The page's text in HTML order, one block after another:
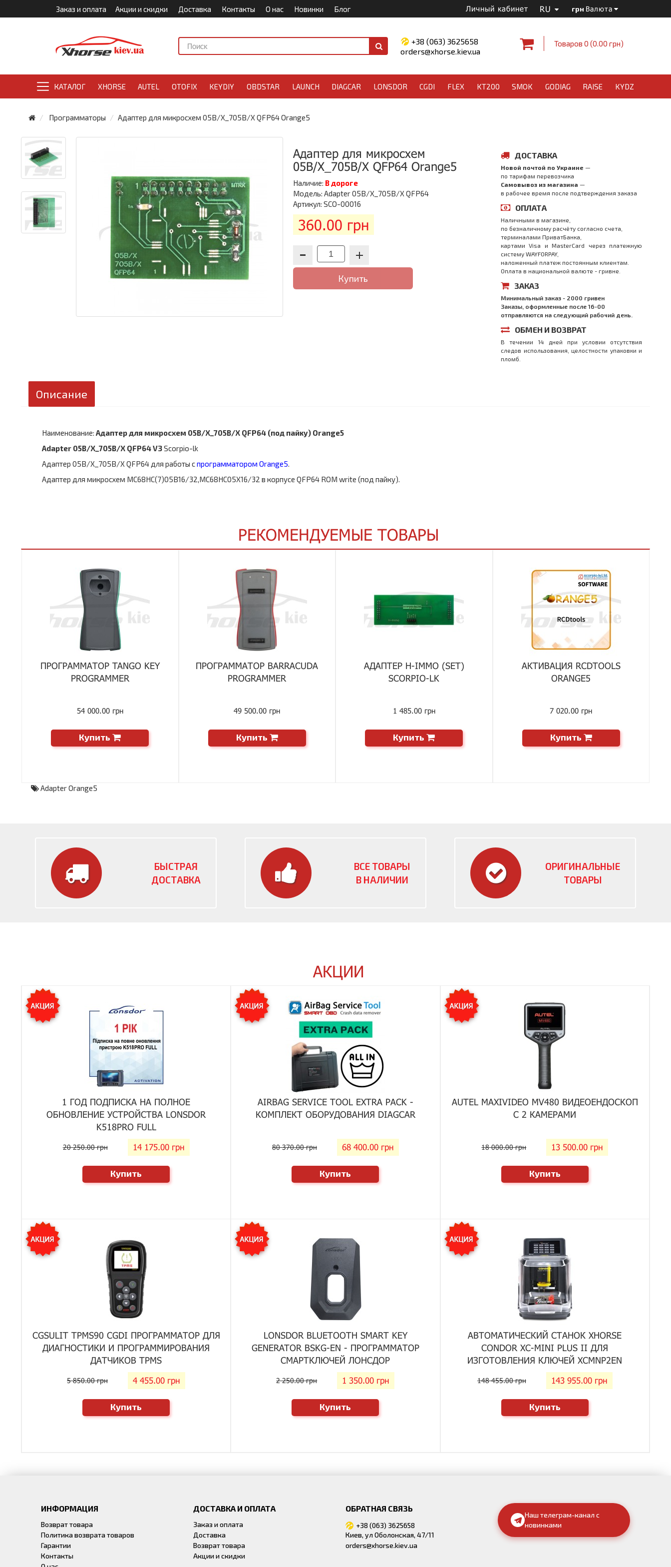
Заказ и оплата Акции и скидки Доставка Контакты О нас Новинки Блог Личный кабинет RU грн Валюта
+38 (063) 3625658
orders@xhorse.kiev.ua
Товаров 0 (0.00 грн)
КАТАЛОГ XHORSE AUTEL OTOFIX KEYDIY OBDSTAR LAUNCH DIAGCAR LONSDOR CGDI FLEX KT200 SMOK GODIAG RAISE KYDZ
Программаторы Адаптер для микросхем 05B/X_705B/X QFP64 Orange5
Адаптер для микросхем
05B/X_705B/X QFP64 Orange5
Наличие: В дороге
Модель: Adapter 05B/X_705B/X QFP64
Артикул: SCO-00016
360.00 грн
Купить
ДОСТАВКА
Новой почтой по Украине —
по тарифам перевозчика
Самовывоз из магазина —
в рабочее время после подтверждения заказа
ОПЛАТА
Наличными в магазине,
по безналичному расчёту согласно счета,
терминалами ПриватБанка,
картами Visa и MasterCard через платежную
систему WAYFORPAY,
наложенный платеж постоянным клиентам.
Оплата в национальной валюте - гривне.
ЗАКАЗ
Минимальный заказ - 2000 гривен
Заказы, оформленные после 16-00
отправляются на следующий рабочий день.
ОБМЕН И ВОЗВРАТ
В течении 14 дней при условии отсутствия
следов использования, целостности упаковки и
пломб.
Описание
Наименование: Адаптер для микросхем 05B/X_705B/X QFP64 (под пайку) Orange5
Adapter 05B/X_705B/X QFP64 V3Scorpio-lk
Адаптер 05B/X_705B/X QFP64 для работы спрограмматором Orange5.
Адаптер для микросхем MC68HC(7)05B16/32,MC68HC05X16/32 в корпусе QFP64 ROM write (под пайку).
РЕКОМЕНДУЕМЫЕ ТОВАРЫ
ПРОГРАММАТОР TANGO KEY
PROGRAMMER
54 000.00 грн
Купить
ПРОГРАММАТОР BARRACUDA
PROGRAMMER
49 500.00 грн
Купить
АДАПТЕР H-IMMO (SET)
SCORPIO-LK
1 485.00 грн
Купить
АКТИВАЦИЯ RCDTOOLS
ORANGE5
7 020.00 грн
Купить
Adapter Orange5
БЫСТРАЯ
ДОСТАВКА
ВСЕ ТОВАРЫ
В НАЛИЧИИ
ОРИГИНАЛЬНЫЕ
ТОВАРЫ
АКЦИИ
1 ГОД ПОДПИСКА НА ПОЛНОЕ
ОБНОВЛЕНИЕ УСТРОЙСТВА LONSDOR
K518PRO FULL
20 250.00 грн 14 175.00 грн
Купить
AIRBAG SERVICE TOOL EXTRA PACK -
КОМПЛЕКТ ОБОРУДОВАНИЯ DIAGCAR
80 370.00 грн 68 400.00 грн
Купить
AUTEL MAXIVIDEO MV480 ВИДЕОЕНДОСКОП
С 2 КАМЕРАМИ
18 000.00 грн 13 500.00 грн
Купить
CGSULIT TPMS90 CGDI ПРОГРАММАТОР ДЛЯ
ДИАГНОСТИКИ И ПРОГРАММИРОВАНИЯ
ДАТЧИКОВ TPMS
5 850.00 грн 4 455.00 грн
Купить
LONSDOR BLUETOOTH SMART KEY
GENERATOR BSKG-EN - ПРОГРАММАТОР
СМАРТКЛЮЧЕЙ ЛОНСДОР
2 250.00 грн 1 350.00 грн
Купить
АВТОМАТИЧЕСКИЙ СТАНОК XHORSE
CONDOR XC-MINI PLUS II ДЛЯ
ИЗГОТОВЛЕНИЯ КЛЮЧЕЙ XCMNP2EN
148 455.00 грн 143 955.00 грн
Купить
ИНФОРМАЦИЯ
Возврат товара
Политика возврата товаров
Гарантии
Контакты
ДОСТАВКА И ОПЛАТА
Заказ и оплата
Доставка
Возврат товара
Акции и скидки
ОБРАТНАЯ СВЯЗЬ
+38 (063) 3625658
Киев, ул Оболонская, 47/11
orders@xhorse.kiev.ua
Наш телеграм-канал с
новинками